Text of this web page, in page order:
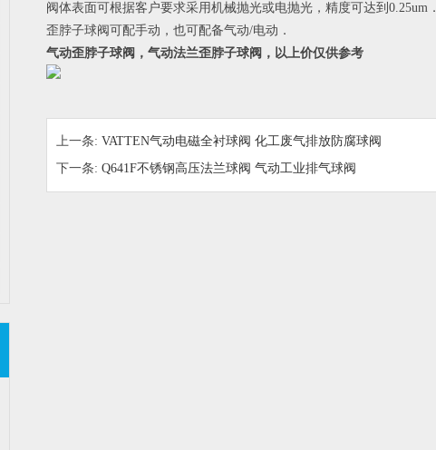
阀体表面可根据客户要求采用机械抛光或电抛光，精度可达到0.25um．
歪脖子球阀可配手动，也可配备气动/电动．
气动歪脖子球阀，气动法兰歪脖子球阀，以上价仅供参考
上一条: VATTEN气动电磁全衬球阀 化工废气排放防腐球阀
下一条: Q641F不锈钢高压法兰球阀 气动工业排气球阀